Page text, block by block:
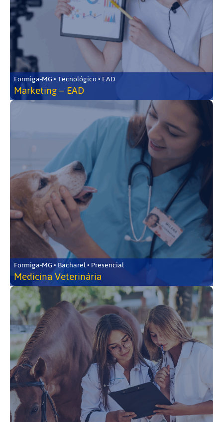
Formiga-MG • Tecnológico • EAD
Marketing – EAD
Formiga-MG • Bacharel • Presencial
Medicina Veterinária